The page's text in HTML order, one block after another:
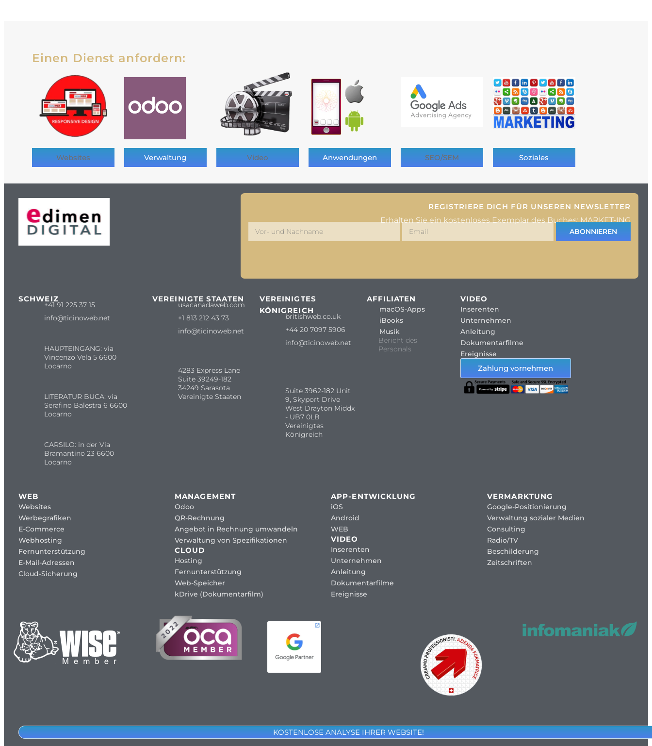
Einen Dienst anfordern:
Websites Verwaltung Video Anwendungen SEO/SEM Soziales
REGISTRIERE DICH FÜR UNSEREN NEWSLETTER
Erhalten Sie ein kostenloses Exemplar des Buches: MARKET-ING
ABONNIEREN
SCHWEIZ
+41 91 225 37 15
info@ticinoweb.net
HAUPTEINGANG: via
Vincenzo Vela 5 6600
Locarno
LITERATUR BUCA: via
Serafino Balestra 6 6600
Locarno
CARSILO: in der Via
Bramantino 23 6600
Locarno
VEREINIGTE STAATEN
usacanadaweb.com
+1 813 212 43 73
info@ticinoweb.net
4283 Express Lane
Suite 39249-182
34249 Sarasota
Vereinigte Staaten
VEREINIGTES
KÖNIGREICH
britishweb.co.uk
+44 20 7097 5906
info@ticinoweb.net
Suite 3962-182 Unit
9, Skyport Drive
West Drayton Middx
- UB7 0LB
Vereinigtes
Königreich
AFFILIATEN
macOS-Apps
iBooks
Musik
Bericht des
Personals
VIDEO
Inserenten
Unternehmen
Anleitung
Dokumentarfilme
Ereignisse
Zahlung vornehmen
WEB
Websites
Werbegrafiken
E-Commerce
Webhosting
Fernunterstützung
E-Mail-Adressen
Cloud-Sicherung
MANAGEMENT
Odoo
QR-Rechnung
Angebot in Rechnung umwandeln
Verwaltung von Spezifikationen
CLOUD
Hosting
Fernunterstützung
Web-Speicher
kDrive (Dokumentarfilm)
APP-ENTWICKLUNG
iOS
Android
WEB
VIDEO
Inserenten
Unternehmen
Anleitung
Dokumentarfilme
Ereignisse
VERMARKTUNG
Google-Positionierung
Verwaltung sozialer Medien
Consulting
Radio/TV
Beschilderung
Zeitschriften
KOSTENLOSE ANALYSE IHRER WEBSITE!